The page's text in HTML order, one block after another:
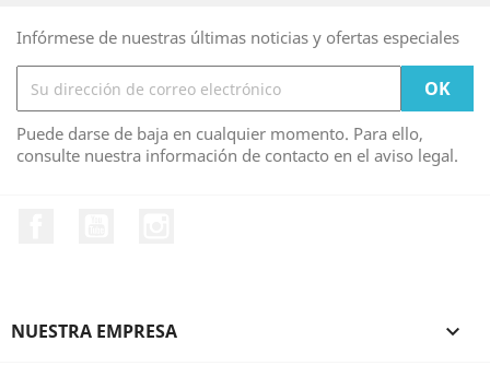
Infórmese de nuestras últimas noticias y ofertas especiales
Puede darse de baja en cualquier momento. Para ello,
consulte nuestra información de contacto en el aviso legal.
NUESTRA EMPRESA 